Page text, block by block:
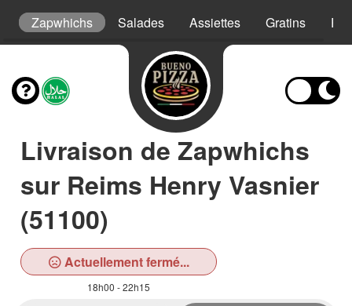
Zapwhichs Salades Assiettes Gratins
Livraison de Zapwhichs
sur Reims Henry Vasnier
(51100)
Actuellement fermé...
18h00 - 22h15